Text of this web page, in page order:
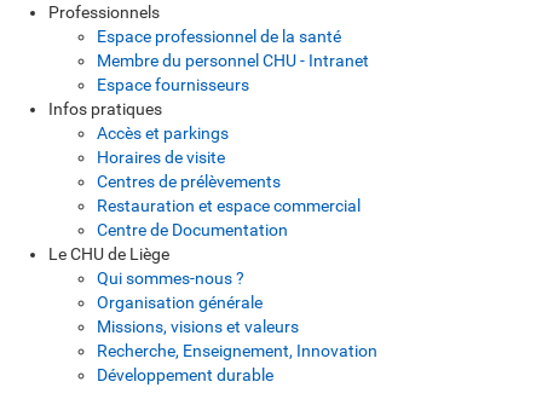
Professionnels
Espace professionnel de la santé
Membre du personnel CHU - Intranet
Espace fournisseurs
Infos pratiques
Accès et parkings
Horaires de visite
Centres de prélèvements
Restauration et espace commercial
Centre de Documentation
Le CHU de Liège
Qui sommes-nous ?
Organisation générale
Missions, visions et valeurs
Recherche, Enseignement, Innovation
Développement durable